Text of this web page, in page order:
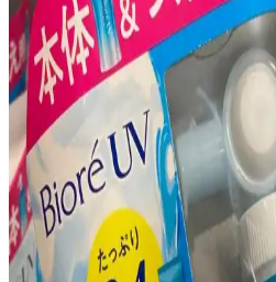
Asya Güzellik Ürünleriyle
Pürüzsüz Makyaj Teknikleri
Asya güzellik ürünleriyle fondöten
nemlendirici ve primer seçimi makyajın
sağlar. Doğru uygulama ve cilt
Sıcak ve Nemli Havalarda
Mat Güneş Koruyucu Seçimi
Yağlı ciltler için sıcak ve nemli
koruyucuların hafif, mat yapıda ve
Japon, Kore ve Tayland markaları